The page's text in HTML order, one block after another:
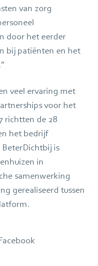
van zorg
door het eerder
bij patiënten en het
veel ervaring met
voor het
richtten de 28
het bedrijf
BeterDichtbij is
in
samenwerking
gerealiseerd tussen